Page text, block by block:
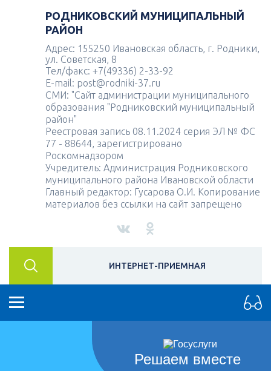
РОДНИКОВСКИЙ МУНИЦИПАЛЬНЫЙ
РАЙОН
Адрес: 155250 Ивановская область, г. Родники,
ул. Советская, 8
Тел/факс: +7(49336) 2-33-92
E-mail: post@rodniki-37.ru
СМИ: "Сайт администрации муниципального
образования "Родниковский муниципальный
район"
Реестровая запись 08.11.2024 серия ЭЛ № ФС
77 - 88644, зарегистрировано
Роскомнадзором
Учредитель: Администрация Родниковского
муниципального района Ивановской области
Главный редактор: Гусарова О.И. Копирование
материалов без ссылки на сайт запрещено
ИНТЕРНЕТ-ПРИЕМНАЯ
Решаем вместе